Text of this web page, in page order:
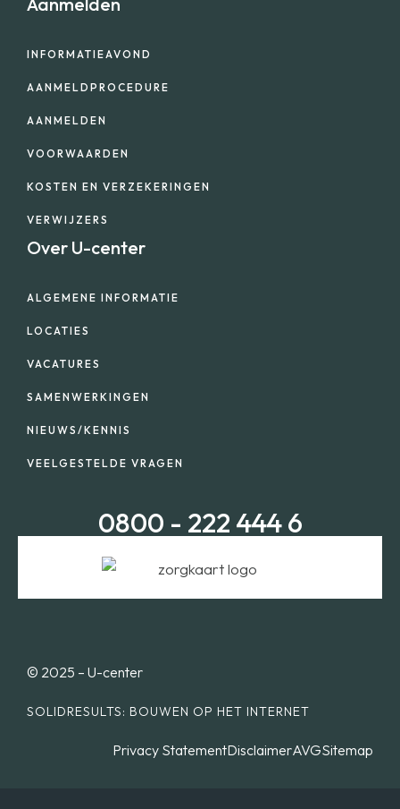
INFORMATIEAVOND
AANMELDPROCEDURE
AANMELDEN
VOORWAARDEN
KOSTEN EN VERZEKERINGEN
VERWIJZERS
Over U-center
ALGEMENE INFORMATIE
LOCATIES
VACATURES
SAMENWERKINGEN
NIEUWS/KENNIS
VEELGESTELDE VRAGEN
0800 - 222 444 6
© 2025 – U-center
SOLIDRESULTS: BOUWEN OP HET INTERNET
Privacy StatementDisclaimerAVGSitemap